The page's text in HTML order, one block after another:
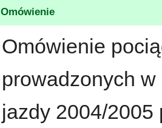
Omówienie
Omówienie
prowadzonych
jazdy 2004/2005